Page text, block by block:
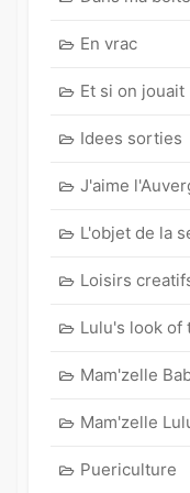
En vrac
Et si on jouait
Idees sorties
J'aime
L'objet de la
Loisirs
Lulu's look of
Mam'zelle
Mam'zelle
Puericulture